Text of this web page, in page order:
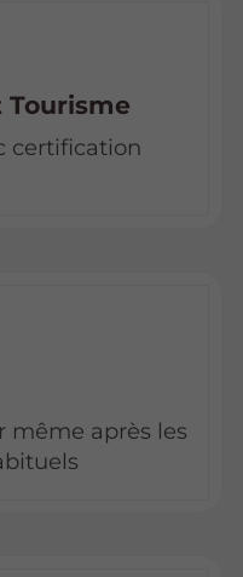
Tourisme
certification
même après les